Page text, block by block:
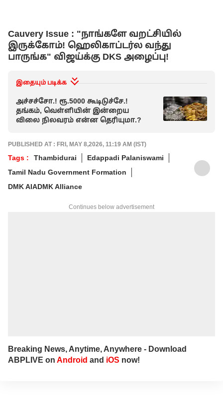
Cauvery Issue : "நாங்களே வறட்சியில்
இருக்கோம்! ஹெலிகாப்டர்ல வந்து
பாருங்க" விஜய்க்கு DKS அழைப்பு!
இதையும் படிக்க
அச்சச்சோ.! ரூ.5000 கூடிடுச்சே.!
தங்கம், வெள்ளியின் இன்றைய
விலை நிலவரம் என்ன தெரியுமா.?
PUBLISHED AT : FRI, MAY 8,2026, 11:19 AM (IST)
Tags : Thambidurai
Edappadi Palaniswami
Tamil Nadu Government Formation
DMK AIADMK Alliance
Continues below advertisement
Breaking News, Anytime, Anywhere - Download
ABPLIVE on Android and iOS now!